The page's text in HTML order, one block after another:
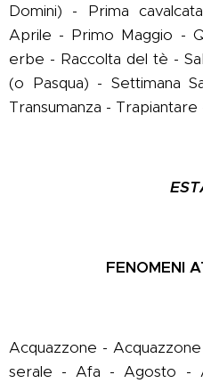
Domini) - Prima
Aprile - Primo Maggio -
erbe - Raccolta del tè -
(o Pasqua) - Settimana
Transumanza -
FENOMENI
Acquazzone -
serale - Afa - Agosto -